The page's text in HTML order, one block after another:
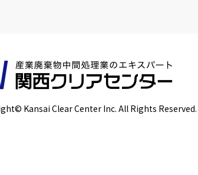
Kansai Clear Center Inc. All Rights Reserved.